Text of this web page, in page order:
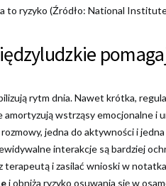
to ryzyko (Źródło: National
rytm dnia. Nawet krótka,
amortyzują wstrząsy emocjonalne i
jedna do aktywności i
interakcje są bardziej
terapeutą i zasilać wnioski w
i obniża ryzyko osuwania się w